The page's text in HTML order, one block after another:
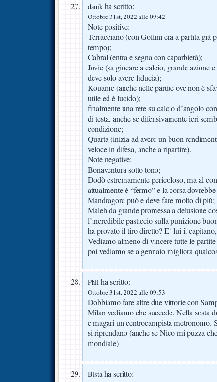
danik ha scritto:
Ottobre 31st, 2022 alle 09:42
Note positive:
Terracciano (con Gollini era a partita già
tempo);
Cabral (entra e segna con caparbietà);
Jovic (sa giocare a calcio, grande azione
deve solo avere fiducia);
Kouame (anche nelle partite ove non è
utile ed è lucido);
finalmente una rete su calcio d’angolo
di testa, anche se difensivamente ieri
condizione;
Quarta (inizia ad avere un buon
veloce in difesa, anche a ripartire).
Note negative:
Bonaventura sotto tono;
Dodò estremamente pericoloso, ma al
attualmente è “fermo” e la corsa
Mandragora può e deve fare molto di più;
Maleh da grande promessa a delusione
l’incredibile pasticcio sulla punizione
ha provato il tiro diretto? E’ lui il
Vediamo almeno di vincere tutte le
poi vediamo se a gennaio migliora
Phil ha scritto:
Ottobre 31st, 2022 alle 09:53
Dobbiamo fare altre due vittorie con
Milan vediamo che succede. Nella sosta
e magari un centrocampista metronomo.
si riprendano (anche se Nico mi puzza
mondiale)
Bistaha scritto: